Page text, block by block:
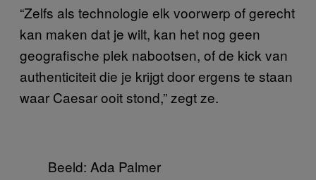
“Zelfs als technologie elk voorwerp of gerecht
kan maken dat je wilt, kan het nog geen
geografische plek nabootsen, of de kick van
authenticiteit die je krijgt door ergens te staan
waar Caesar ooit stond,” zegt ze.
Beeld: Ada Palmer